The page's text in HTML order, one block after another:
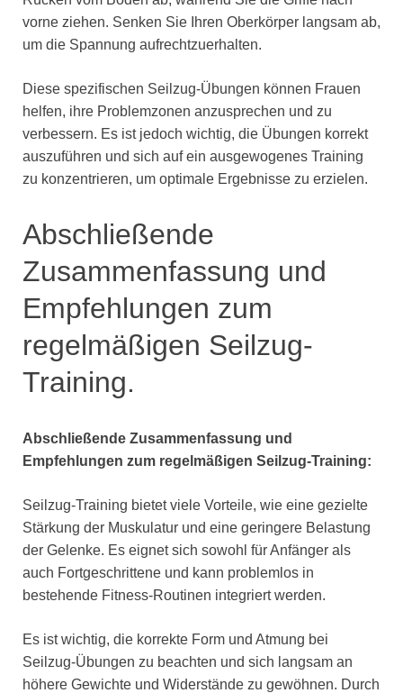
vorne ziehen. Senken Sie Ihren Oberkörper langsam ab,
um die Spannung aufrechtzuerhalten.
Diese spezifischen Seilzug-Übungen können Frauen
helfen, ihre Problemzonen anzusprechen und zu
verbessern. Es ist jedoch wichtig, die Übungen korrekt
auszuführen und sich auf ein ausgewogenes Training
zu konzentrieren, um optimale Ergebnisse zu erzielen.
Abschließende
Zusammenfassung und
Empfehlungen zum
regelmäßigen Seilzug-
Training.
Abschließende Zusammenfassung und
Empfehlungen zum regelmäßigen Seilzug-Training:
Seilzug-Training bietet viele Vorteile, wie eine gezielte
Stärkung der Muskulatur und eine geringere Belastung
der Gelenke. Es eignet sich sowohl für Anfänger als
auch Fortgeschrittene und kann problemlos in
bestehende Fitness-Routinen integriert werden.
Es ist wichtig, die korrekte Form und Atmung bei
Seilzug-Übungen zu beachten und sich langsam an
höhere Gewichte und Widerstände zu gewöhnen. Durch